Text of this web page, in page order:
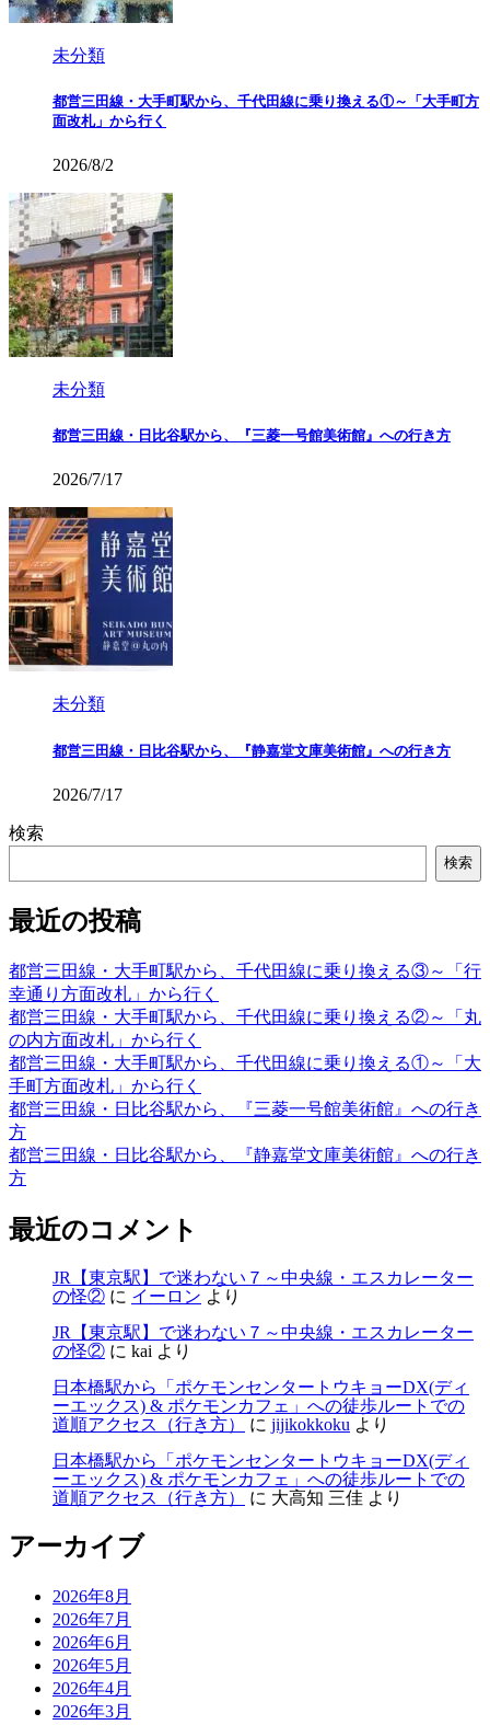
未分類
都営三田線・大手町駅から、千代田線に乗り換える①～「大手町方
面改札」から行く
2026/8/2
未分類
都営三田線・日比谷駅から、『三菱一号館美術館』への行き方
2026/7/17
未分類
都営三田線・日比谷駅から、『静嘉堂文庫美術館』への行き方
2026/7/17
検索
検索
最近の投稿
都営三田線・大手町駅から、千代田線に乗り換える③～「行
幸通り方面改札」から行く
都営三田線・大手町駅から、千代田線に乗り換える②～「丸
の内方面改札」から行く
都営三田線・大手町駅から、千代田線に乗り換える①～「大
手町方面改札」から行く
都営三田線・日比谷駅から、『三菱一号館美術館』への行き
方
都営三田線・日比谷駅から、『静嘉堂文庫美術館』への行き
方
最近のコメント
JR【東京駅】で迷わない７～中央線・エスカレーター
の怪② に イーロン より
JR【東京駅】で迷わない７～中央線・エスカレーター
の怪② に kai より
日本橋駅から「ポケモンセンタートウキョーDX(ディ
ーエックス) & ポケモンカフェ」への徒歩ルートでの
道順アクセス（行き方）
に jijikokkoku より
日本橋駅から「ポケモンセンタートウキョーDX(ディ
ーエックス) & ポケモンカフェ」への徒歩ルートでの
道順アクセス（行き方）
に 大高知 三佳 より
アーカイブ
2026年8月
2026年7月
2026年6月
2026年5月
2026年4月
2026年3月